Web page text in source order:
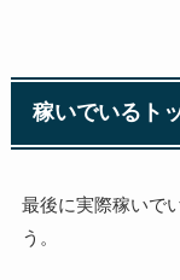
稼いでいるト
最後に実際稼いで
う。